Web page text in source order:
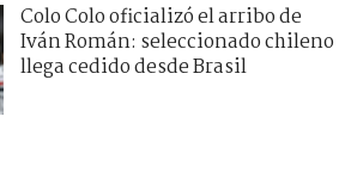
Colo Colo oficializó el arribo de
Iván Román: seleccionado chileno
llega cedido desde Brasil